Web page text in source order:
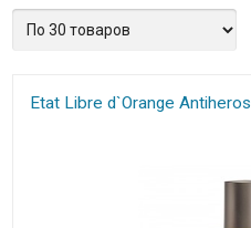
Etat Libre d`Orange Antiheros